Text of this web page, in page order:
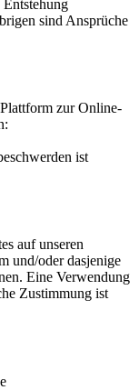
Entstehung
sind Ansprüche
zur Online-
ist
auf unseren
und/oder dasjenige
Eine Verwendung
Zustimmung ist